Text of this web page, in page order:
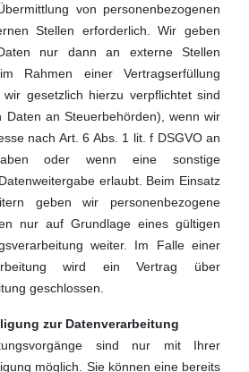
von personenbezogenen
Stellen erforderlich. Wir geben
nur dann an externe Stellen
Rahmen einer Vertragserfüllung
gesetzlich hierzu verpflichtet sind
Daten an Steuerbehörden), wenn wir
nach Art. 6 Abs. 1 lit. f DSGVO an
oder wenn eine sonstige
erlaubt. Beim Einsatz
geben wir personenbezogene
nur auf Grundlage eines gültigen
weiter. Im Falle einer
wird ein Vertrag über
geschlossen.
zur Datenverarbeitung
sind nur mit Ihrer
möglich. Sie können eine bereits